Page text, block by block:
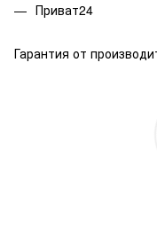
Приват24
Гарантия от